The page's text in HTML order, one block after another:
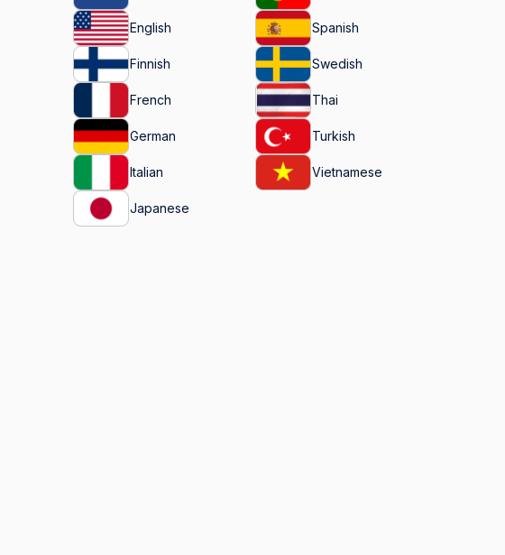
English
Finnish
French
German
Italian
Japanese
Spanish
Swedish
Thai
Turkish
Vietnamese